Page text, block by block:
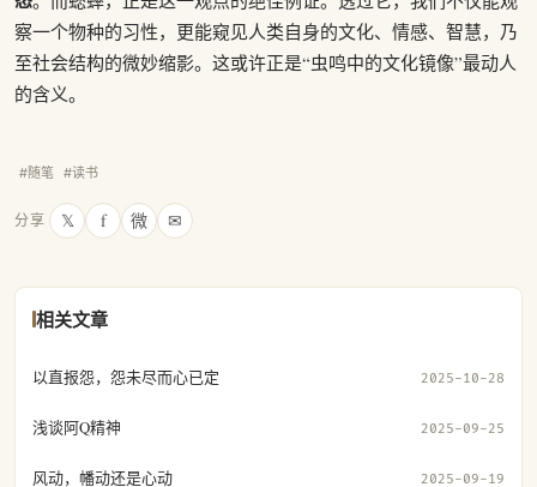
察一个物种的习性，更能窥见人类自身的文化、情感、智慧，乃
至社会结构的微妙缩影。这或许正是“虫鸣中的文化镜像”最动人
的含义。
#随笔 #读书
分享 𝕏 f 微 ✉
相关文章
以直报怨，怨未尽而心已定 2025-10-28
浅谈阿Q精神 2025-09-25
风动，幡动还是心动 2025-09-19